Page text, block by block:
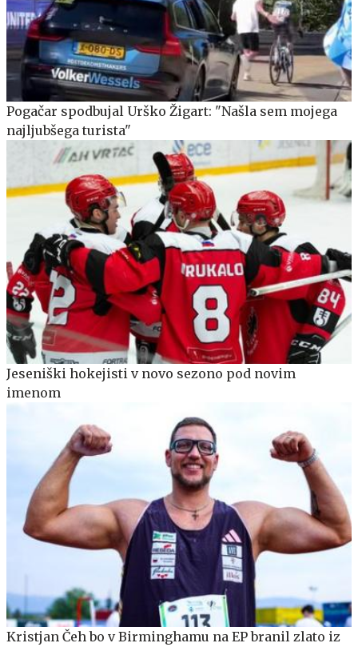
Pogačar spodbujal Urško Žigart: "Našla sem mojega
najljubšega turista"
Jeseniški hokejisti v novo sezono pod novim
imenom
Kristjan Čeh bo v Birminghamu na EP branil zlato iz